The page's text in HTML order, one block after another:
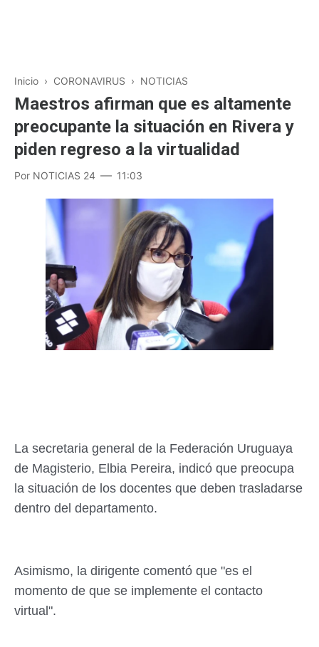
Inicio › CORONAVIRUS › NOTICIAS
Maestros afirman que es altamente
preocupante la situación en Rivera y
piden regreso a la virtualidad
Por NOTICIAS 24 11:03
La secretaria general de la Federación Uruguaya
de Magisterio, Elbia Pereira, indicó que preocupa
la situación de los docentes que deben trasladarse
dentro del departamento.
Asimismo, la dirigente comentó que "es el
momento de que se implemente el contacto
virtual".